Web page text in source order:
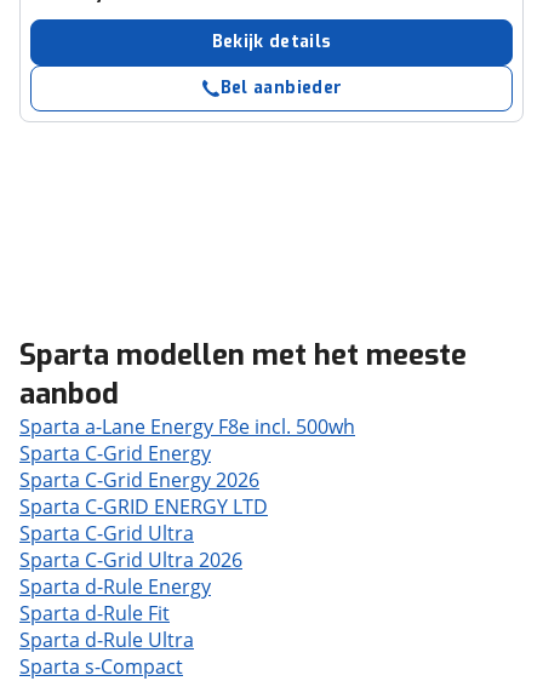
Bekijk details
Bel aanbieder
Sparta modellen met het meeste
aanbod
Sparta a-Lane Energy F8e incl. 500wh
Sparta C-Grid Energy
Sparta C-Grid Energy 2026
Sparta C-GRID ENERGY LTD
Sparta C-Grid Ultra
Sparta C-Grid Ultra 2026
Sparta d-Rule Energy
Sparta d-Rule Fit
Sparta d-Rule Ultra
Sparta s-Compact